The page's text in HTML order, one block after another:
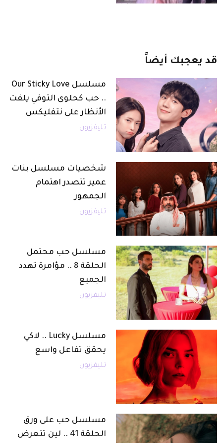
قد يعجبك أيضاً
مسلسل Our Sticky Love
.. حب كحلوى التوفي يلفت
الأنظار على نتفليكس
تليفزيون
شخصيات مسلسل بنات
عمير تتصدر اهتمام
الجمهور
تليفزيون
مسلسل حب محتمل
الحلقة 8 .. مؤامرة تهدد
الجميع
تليفزيون
مسلسل Lucky .. لاكي
يحقق تفاعل واسع
تليفزيون
مسلسل حب على ورق
الحلقة 41 .. لين تتعرض